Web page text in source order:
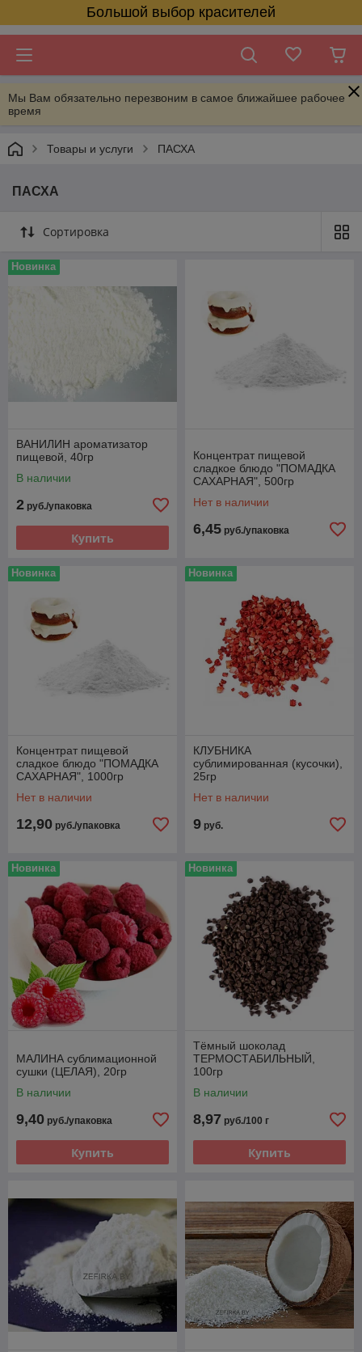
Большой выбор красителей
Мы Вам обязательно перезвоним в самое ближайшее рабочее
время
Товары и услуги ПАСХА
ПАСХА
Сортировка
Новинка
ВАНИЛИН ароматизатор
пищевой, 40гр
В наличии
2 руб./упаковка
Купить
Концентрат пищевой
сладкое блюдо "ПОМАДКА
САХАРНАЯ", 500гр
Нет в наличии
6,45 руб./упаковка
Новинка
Концентрат пищевой
сладкое блюдо "ПОМАДКА
САХАРНАЯ", 1000гр
Нет в наличии
12,90 руб./упаковка
Новинка
КЛУБНИКА
сублимированная (кусочки),
25гр
Нет в наличии
9 руб.
Новинка
МАЛИНА сублимационной
сушки (ЦЕЛАЯ), 20гр
В наличии
9,40 руб./упаковка
Купить
Новинка
Тёмный шоколад
ТЕРМОСТАБИЛЬНЫЙ,
100гр
В наличии
8,97 руб./100 г
Купить